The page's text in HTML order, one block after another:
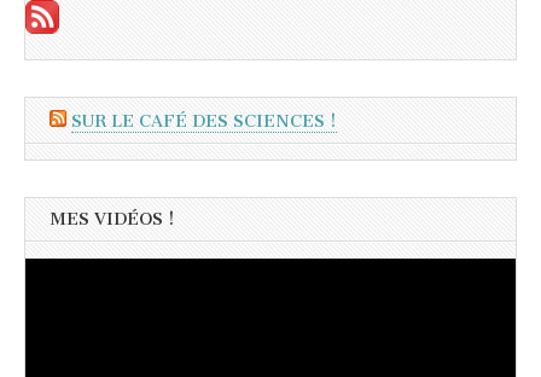
SUR LE CAFÉ DES SCIENCES !
MES VIDÉOS !